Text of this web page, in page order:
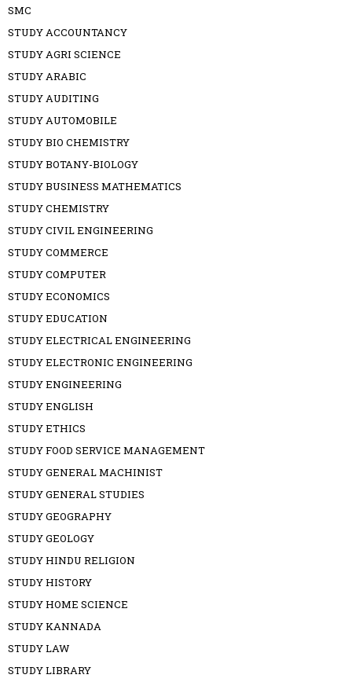
SMC
STUDY ACCOUNTANCY
STUDY AGRI SCIENCE
STUDY ARABIC
STUDY AUDITING
STUDY AUTOMOBILE
STUDY BIO CHEMISTRY
STUDY BOTANY-BIOLOGY
STUDY BUSINESS MATHEMATICS
STUDY CHEMISTRY
STUDY CIVIL ENGINEERING
STUDY COMMERCE
STUDY COMPUTER
STUDY ECONOMICS
STUDY EDUCATION
STUDY ELECTRICAL ENGINEERING
STUDY ELECTRONIC ENGINEERING
STUDY ENGINEERING
STUDY ENGLISH
STUDY ETHICS
STUDY FOOD SERVICE MANAGEMENT
STUDY GENERAL MACHINIST
STUDY GENERAL STUDIES
STUDY GEOGRAPHY
STUDY GEOLOGY
STUDY HINDU RELIGION
STUDY HISTORY
STUDY HOME SCIENCE
STUDY KANNADA
STUDY LAW
STUDY LIBRARY